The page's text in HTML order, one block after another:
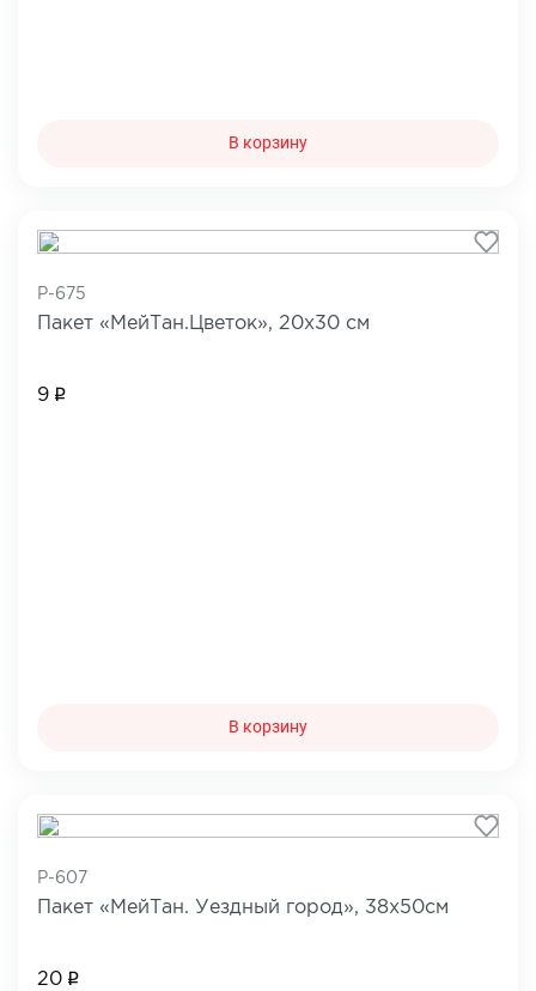
В корзину
P-675
Пакет «МейТан.Цветок», 20х30 см
9
В корзину
P-607
Пакет «МейТан. Уездный город», 38х50см
20